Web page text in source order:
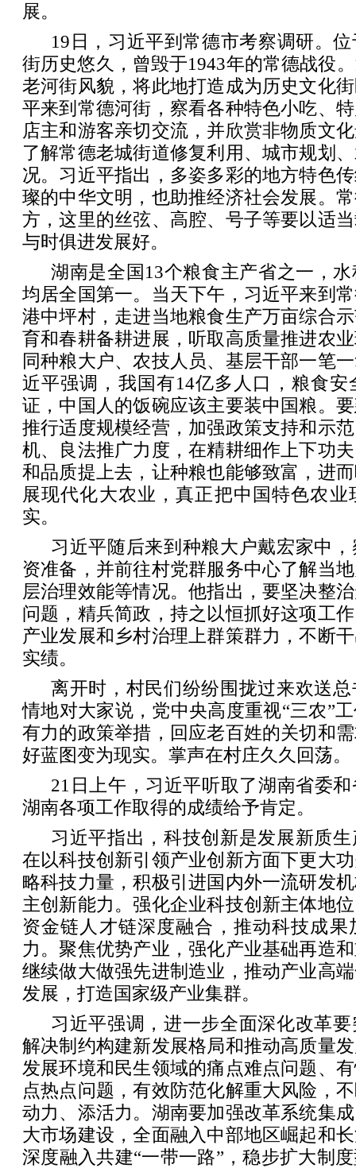
展。
19日，习近平到常德市考察调研。
街历史悠久，曾毁于1943年的常德战役
老河街风貌，将此地打造成为历史文化
平来到常德河街，察看各种特色小吃、
店主和游客亲切交流，并欣赏非物质文
了解常德老城街道修复利用、城市规划
况。习近平指出，多姿多彩的地方特色
璨的中华文明，也助推经济社会发展。
方，这里的丝弦、高腔、号子等要以适
与时俱进发展好。
湖南是全国13个粮食主产省之一，
均居全国第一。当天下午，习近平来到
港中坪村，走进当地粮食生产万亩综合
育和春耕备耕进展，听取高质量推进农
同种粮大户、农技人员、基层干部一笔
近平强调，我国有14亿多人口，粮食
证，中国人的饭碗应该主要装中国粮。
推行适度规模经营，加强政策支持和示
机、良法推广力度，在精耕细作上下功
和品质提上去，让种粮也能够致富，进
展现代化大农业，真正把中国特色农
实。
习近平随后来到种粮大户戴宏家中
资准备，并前往村党群服务中心了解当
层治理效能等情况。他指出，要坚决整
问题，精兵简政，持之以恒抓好这项工
产业发展和乡村治理上群策群力，不断
实绩。
离开时，村民们纷纷围拢过来欢送
情地对大家说，党中央高度重视“三农”
有力的政策举措，回应老百姓的关切和
好蓝图变为现实。掌声在村庄久久回荡。
21日上午，习近平听取了湖南省委
湖南各项工作取得的成绩给予肯定。
习近平指出，科技创新是发展新质
在以科技创新引领产业创新方面下更大
略科技力量，积极引进国内外一流研发
主创新能力。强化企业科技创新主体地
资金链人才链深度融合，推动科技成果
力。聚焦优势产业，强化产业基础再造
继续做大做强先进制造业，推动产业高
发展，打造国家级产业集群。
习近平强调，进一步全面深化改革
解决制约构建新发展格局和推动高质量
发展环境和民生领域的痛点难点问题、
点热点问题，有效防范化解重大风险，
动力、添活力。湖南要加强改革系统集
大市场建设，全面融入中部地区崛起和
深度融入共建“一带一路”，稳步扩大制